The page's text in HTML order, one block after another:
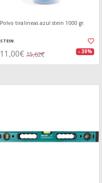
Polvo tiralineas azul stein 1000 gr.
STEIN
11,00€ 15,62€ - 30%